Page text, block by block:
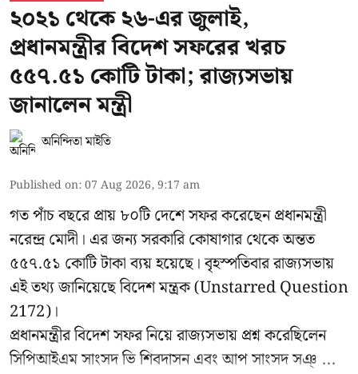
২০২১ থেকে ২৬-এর জুলাই,
প্রধানমন্ত্রীর বিদেশ সফরের খরচ
৫৫৭.৫১ কোটি টাকা; রাজ্যসভায়
জানালেন মন্ত্রী
অনিন্দিতা মাইতি
Published on:07 Aug 2026, 9:17 am
গত পাঁচ বছরে প্রায় ৮০টি দেশে সফর করেছেন প্রধানমন্ত্রী
নরেন্দ্র মোদী। এর জন্য সরকারি কোষাগার থেকে অন্তত
৫৫৭.৫১ কোটি টাকা ব্যয় হয়েছে। বৃহস্পতিবাররাজ্যসভায়
এই তথ্য জানিয়েছে বিদেশ মন্ত্রক(Unstarred Question
2172)।
প্রধানমন্ত্রীর বিদেশ সফর নিয়ে রাজ্যসভায় প্রশ্ন করেছিলেন
সিপিআইএম সাংসদ ভি শিবদাসন এবং আপ সাংসদ সঞ্ ...